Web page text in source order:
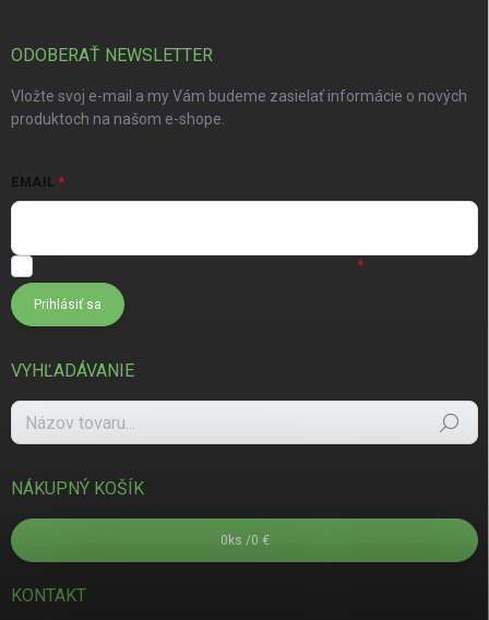
ODOBERAŤ NEWSLETTER
Vložte svoj e-mail a my Vám budeme zasielať informácie o nových
produktoch na našom e-shope.
EMAIL
Prihlásiť sa
VYHĽADÁVANIE
Hľadať
NÁKUPNÝ KOŠÍK
0 ks /0 €
KONTAKT